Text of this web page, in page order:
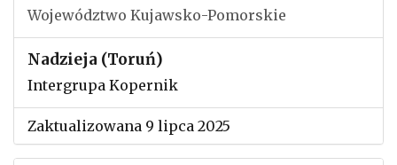
Województwo Kujawsko-Pomorskie
Nadzieja (Toruń)
Intergrupa Kopernik
Zaktualizowana 9 lipca 2025